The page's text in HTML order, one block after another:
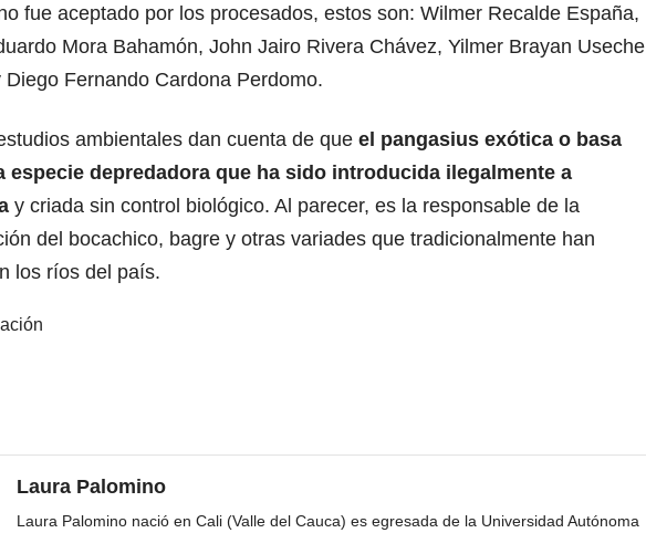
fue aceptado por los procesados, estos son: Wilmer Recalde España,
Mora Bahamón, John Jairo Rivera Chávez, Yilmer Brayan Useche
Diego Fernando Cardona Perdomo.
ambientales dan cuenta de que el pangasius exótica o basa
especie depredadora que ha sido introducida ilegalmente a
y criada sin control biológico. Al parecer, es la responsable de la
del bocachico, bagre y otras variades que tradicionalmente han
los ríos del país.
Laura Palomino
Laura Palomino nació en Cali (Valle del Cauca) es egresada de la Universidad Autónoma